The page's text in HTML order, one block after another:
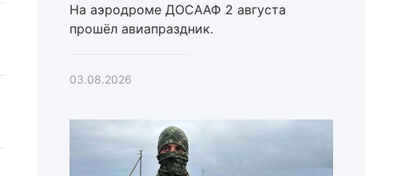
На аэродроме ДОСААФ 2 августа
прошёл авиапраздник.
03.08.2026